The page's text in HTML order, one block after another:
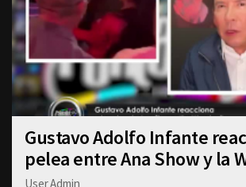
Gustavo Adolfo Infante
pelea entre Ana Show y la
User Admin